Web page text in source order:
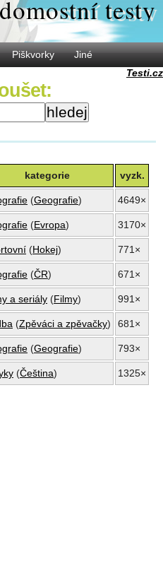
testy
Piškvorky
Jiné
Testi.cz
kategorie vyzk.
(Geografie) 4649×
(Evropa) 3170×
(Hokej) 771×
(ČR) 671×
a seriály (Filmy) 991×
(Zpěváci a zpěvačky) 681×
(Geografie) 793×
(Čeština) 1325×